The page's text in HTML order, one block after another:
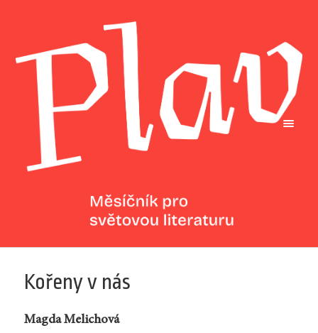
Kořeny v nás
Magda Melichová